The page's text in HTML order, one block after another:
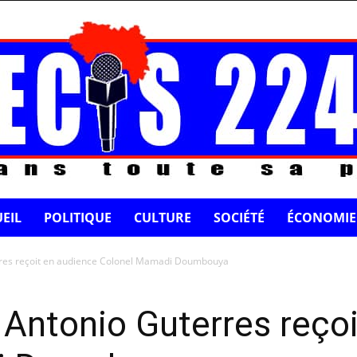
POLITIQUE CULTURE SOCIÉTÉ ÉCONOMIE
reçoit en audience Colonel Mamadi Doumbouya
Antonio Guterres